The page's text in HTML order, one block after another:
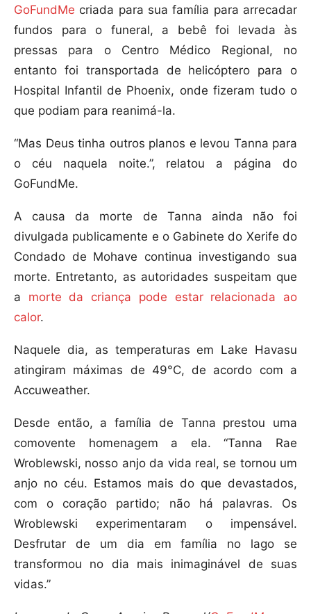
GoFundMe criada para sua família para arrecadar
fundos para o funeral, a bebê foi levada às
pressas para o Centro Médico Regional, no
entanto foi transportada de helicóptero para o
Hospital Infantil de Phoenix, onde fizeram tudo o
que podiam para reanimá-la.
“Mas Deus tinha outros planos e levou Tanna para
o céu naquela noite.”, relatou a página do
GoFundMe.
A causa da morte de Tanna ainda não foi
divulgada publicamente e o Gabinete do Xerife do
Condado de Mohave continua investigando sua
morte. Entretanto, as autoridades suspeitam que
a morte da criança pode estar relacionada ao
calor.
Naquele dia, as temperaturas em Lake Havasu
atingiram máximas de 49°C, de acordo com a
Accuweather.
Desde então, a família de Tanna prestou uma
comovente homenagem a ela. “Tanna Rae
Wroblewski, nosso anjo da vida real, se tornou um
anjo no céu. Estamos mais do que devastados,
com o coração partido; não há palavras. Os
Wroblewski experimentaram o impensável.
Desfrutar de um dia em família no lago se
transformou no dia mais inimaginável de suas
vidas.”